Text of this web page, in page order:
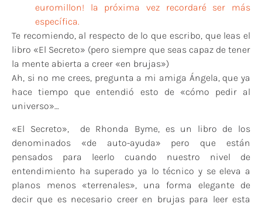
euromillon! la próxima vez recordaré ser más
específica.
Te recomiendo, al respecto de lo que escribo, que leas el
libro «El Secreto» (pero siempre que seas capaz de tener
la mente abierta a creer «en brujas»)
Ah, si no me crees, pregunta a mi amiga Ángela, que ya
hace tiempo que entendió esto de «cómo pedir al
universo»…
«El Secreto», de Rhonda Byme, es un libro de los
denominados «de auto-ayuda» pero que están
pensados para leerlo cuando nuestro nivel de
entendimiento ha superado ya lo técnico y se eleva a
planos menos «terrenales», una forma elegante de
decir que es necesario creer en brujas para leer esta